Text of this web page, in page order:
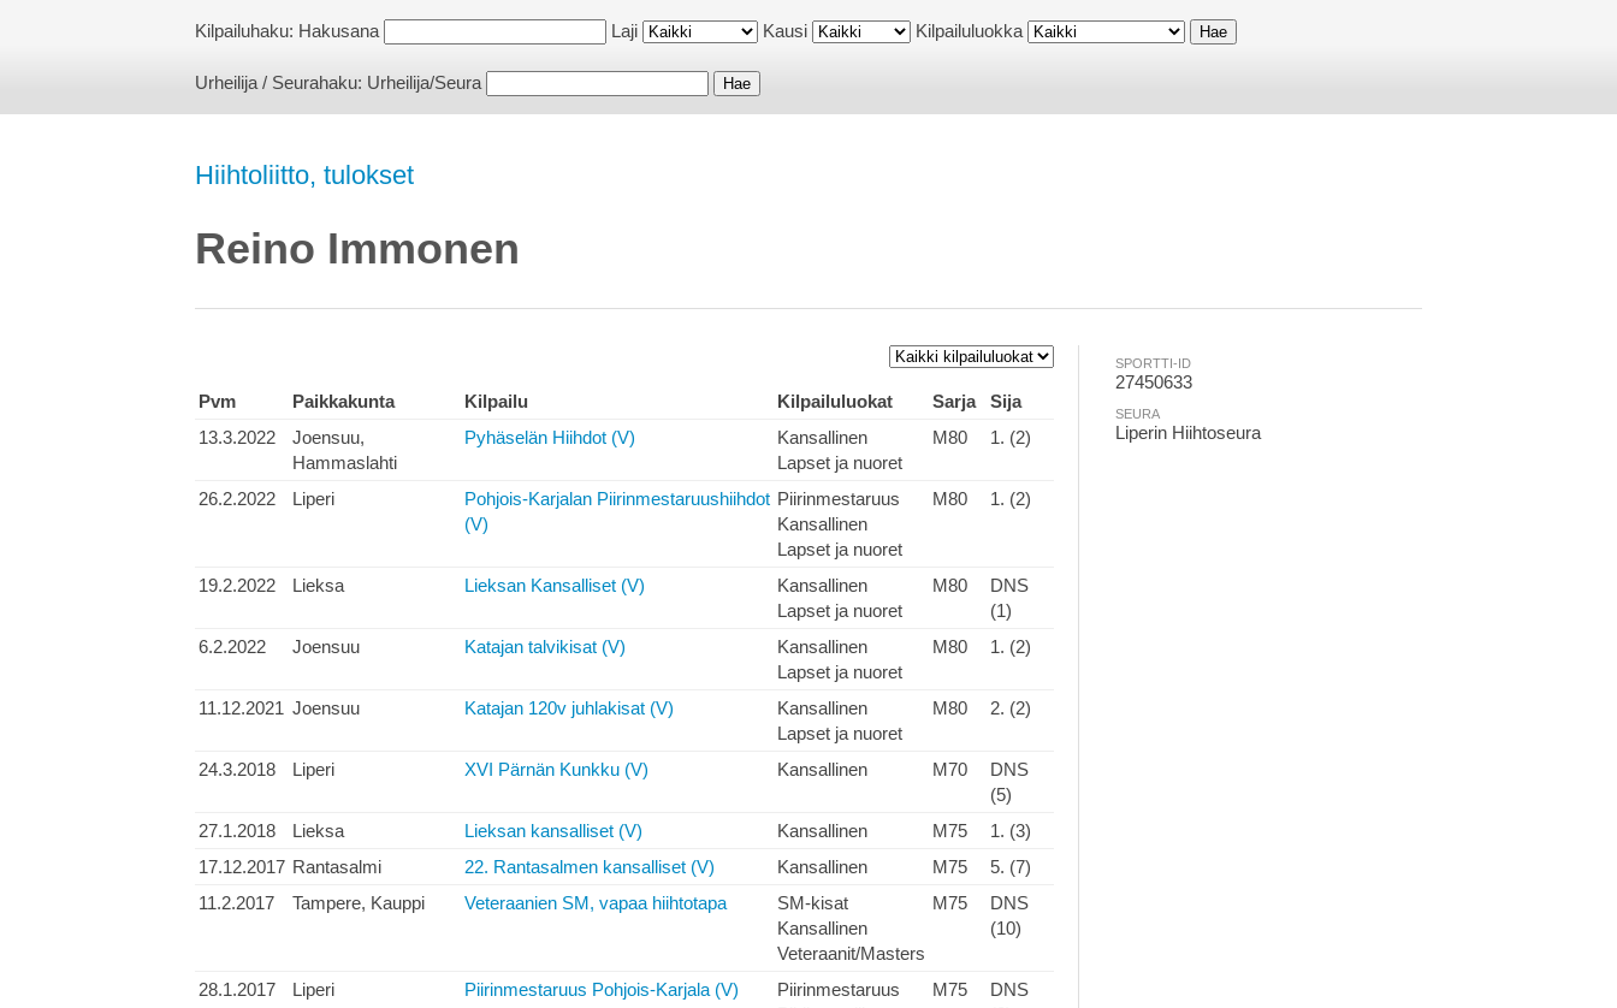
Kilpailuhaku: Hakusana Laji Kausi Kilpailuluokka
Urheilija / Seurahaku: Urheilija/Seura
Hiihtoliitto, tulokset
Reino Immonen
Pvm Paikkakunta Kilpailu Kilpailuluokat Sarja
Sija
13.3.2022
Joensuu,
Hammaslahti
Pyhäselän Hiihdot (V)
Kansallinen
Lapset ja nuoret
M80 1. (2)
26.2.2022 Liperi
Pohjois-Karjalan Piirinmestaruushiihdot
(V)
Piirinmestaruus
Kansallinen
Lapset ja nuoret
M80 1. (2)
19.2.2022 Lieksa Lieksan Kansalliset (V)
Kansallinen
Lapset ja nuoret
M80
DNS
(1)
6.2.2022
Joensuu Katajan talvikisat (V)
Kansallinen
Lapset ja nuoret
M80 1. (2)
11.12.2021 Joensuu Katajan 120v juhlakisat (V)
Kansallinen
Lapset ja nuoret
M80 2. (2)
24.3.2018 Liperi XVI Pärnän Kunkku (V) Kansallinen M70
DNS
(5)
27.1.2018
Lieksa Lieksan kansalliset (V) Kansallinen M75
1. (3)
17.12.2017 Rantasalmi 22. Rantasalmen kansalliset (V) Kansallinen M75
5. (7)
11.2.2017
Tampere, Kauppi Veteraanien SM, vapaa hiihtotapa
SM-kisat
Kansallinen
Veteraanit/Masters
M75
DNS
(10)
28.1.2017 Liperi Piirinmestaruus Pohjois-Karjala (V)
Piirinmestaruus
M75
DNS
SPORTTI-ID
27450633
SEURA
Liperin Hiihtoseura